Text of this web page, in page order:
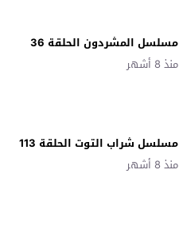
مسلسل المشردون الحلقة 36
منذ 8 أشهر
مسلسل شراب التوت الحلقة 113
منذ 8 أشهر